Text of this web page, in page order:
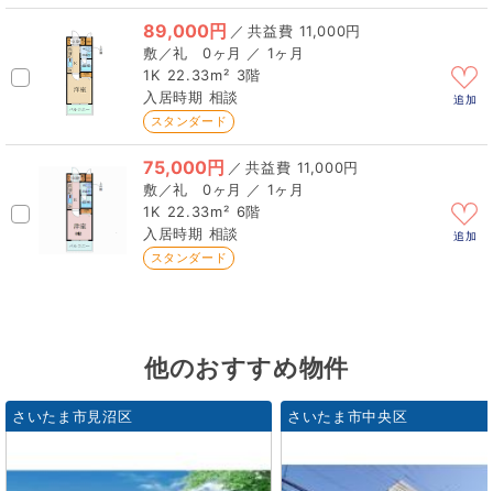
89,000円 ／
11,000円
0ヶ月 ／ 1ヶ月
1K 22.33m² 3階
相談
スタンダード
追加
75,000円 ／
11,000円
0ヶ月 ／ 1ヶ月
1K 22.33m² 6階
相談
スタンダード
追加
他のおすすめ物件
さいたま市見沼区 さいたま市中央区